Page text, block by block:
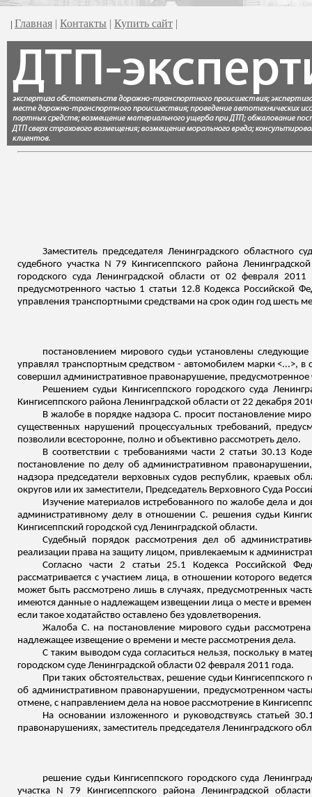
| Главная | Контакты | Купить сайт |
Заместитель председателя Ленинградского
судебного участка N 79 Кингисеппского района
городского суда Ленинградской области от 02 февраля
предусмотренного частью 1 статьи 12.8 Кодекса Российской
управления транспортными средствами на срок один год шесть
постановлением мирового судьи установлены
управлял транспортным средством - автомобилем марки <...>,
совершил административное правонарушение,
Решением судьи Кингисеппскогогородского суда
Кингисеппского района Ленинградской области от 22 декабря
В жалобе в порядке надзора С. просит постановление
существенных нарушений процессуальных требований,
позволили всесторонне, полно и объективно рассмотреть дело.
В соответствии с требованиями части 2 статьи 30.13
постановление по делу об административном
надзора председатели верховных судов республик, краевых
округов или их заместители, Председатель Верховного Суда
Изучение материалов истребованного по жалобе дела и
административному делу в отношении С. решения судьи
Кингисеппский городской суд Ленинградской области.
Судебный порядок рассмотрения дел об
реализации права на защиту лицом, привлекаемым к
Согласно части 2 статьи 25.1 Кодекса Российской
рассматривается с участием лица, в отношении которого
может быть рассмотрено лишь в случаях, предусмотренных
имеются данные о надлежащем извещении лица о месте и
если такое ходатайство оставлено без удовлетворения.
Жалоба С. на постановление мирового судьи
надлежащее извещение о времени и месте рассмотрения дела.
С таким выводом суда согласиться нельзя, поскольку в
городском суде Ленинградской области 02 февраля 2011 года.
При таких обстоятельствах, решение судьи Кингисеппского
об административном правонарушении, предусмотренном
отмене, с направлением дела на новое рассмотрение в
На основании изложенного и руководствуясь статьей
правонарушениях, заместитель председателя Ленинградского
решение судьи Кингисеппского городского суда
участка N 79 Кингисеппского района Ленинградской